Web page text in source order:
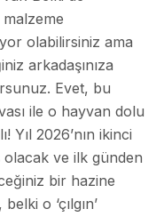
olabilirsiniz ama
arkadaşınıza
Evet, bu
ile o hayvan dolu
Yıl 2026’nın ikinci
olacak ve ilk günden
bir hazine
o ‘çılgın’